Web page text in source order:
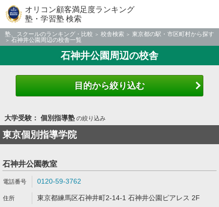
オリコン顧客満足度ランキング
塾・学習塾 検索
塾、スクールのランキング・比較 校舎検索
東京都の駅・市区町村から探す
石神井公園周辺の校舎一覧
石神井公園周辺の校舎
目的から絞り込む
大学受験： 個別指導塾の絞り込み
東京個別指導学院
石神井公園教室
0120-59-3762
東京都練馬区石神井町2-14-1 石神井公園ピアレス 2F